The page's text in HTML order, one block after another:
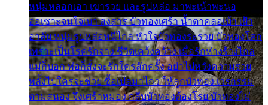
หนุ่มหลอกเอา เขารวย และรูปหล่อ มาพะเน้าพะนอ
ออเซาะจนใจเบา สงสาร บัวทองเศร้า น้ำตาคลอเบ้า เฝ้า
อาลัย หนุ่มรูปหล่อหนีไกล หัวใจบัวทองระรวย บัวทองโศก
เพราะเป็นโรครักจาง ชีวิตเคว้งคว้าง เมื่อรักห่างร้างไกล
แม่ก็บอก พ่อก็สั่งจะรักใครสักครั้ง อย่าไปหวังความรวย
พลั้งไปใครจะช่วย ซื้อเปลมาไกว ให้ลูกบัวทอง เวรกรรม
ตามสนอง จึงเศร้าหมอง กลีบบัวทองต้องโรย บัวทองไม่